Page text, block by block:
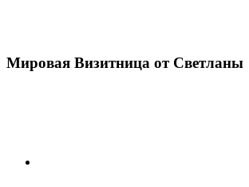
Мировая Визитница от Светланы